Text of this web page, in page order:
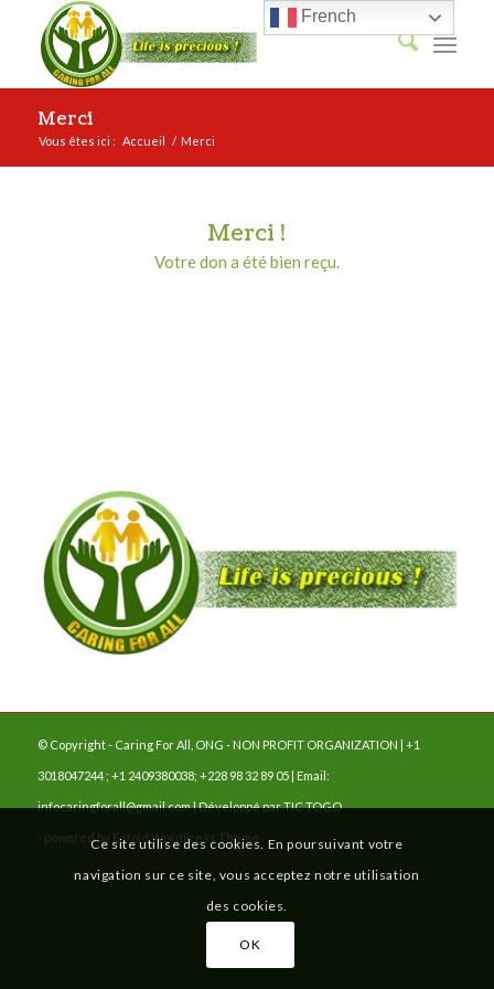
Merci
Vous êtes ici : Accueil / Merci
Merci !
Votre don a été bien reçu.
© Copyright - Caring For All, ONG - NON PROFIT ORGANIZATION | +1
3018047244 ; +1 2409380038; +228 98 32 89 05 | Email:
infocaringforall@gmail.com | Développé parTIC TOGO
- powered by Enfold WordPress Theme
Ce site utilise des cookies. En poursuivant votre
navigation sur ce site, vous acceptez notre utilisation
des cookies.
OK
French